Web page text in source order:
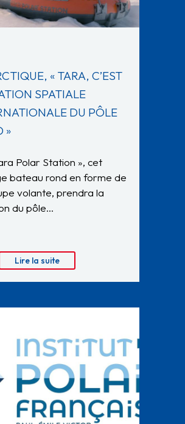
« TARA, C’EST
SPATIALE
DU PÔLE
»
Polar Station », cet
bateau rond en forme de
volante, prendra la
du pôle…
Lire la suite